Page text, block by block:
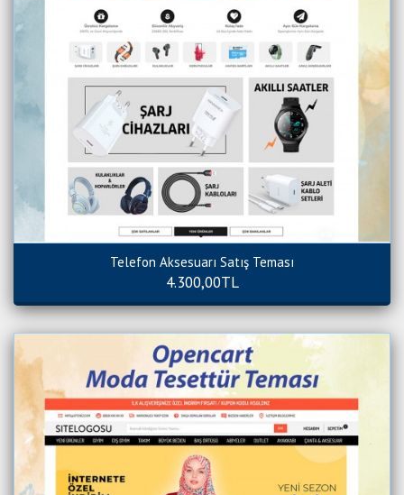
Telefon Aksesuarı Satış Teması
4.300,00TL